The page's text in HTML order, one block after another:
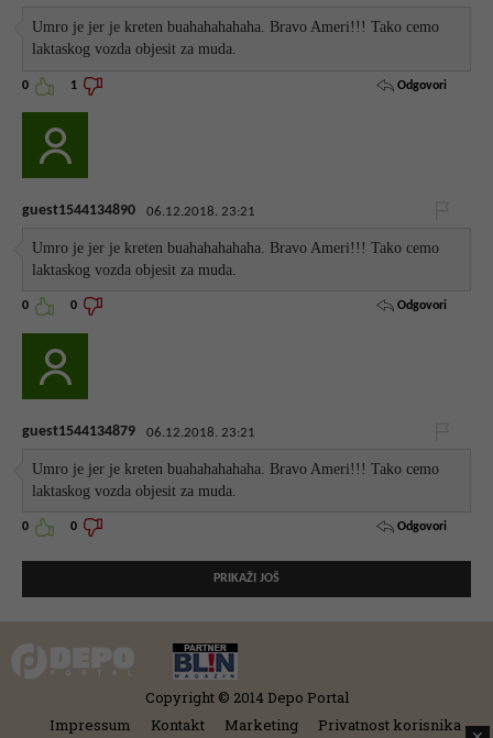
Umro je jer je kreten buahahahahaha. Bravo Ameri!!! Tako cemo
laktaskog vozda objesit za muda.
0 1 Odgovori
guest1544134890 06.12.2018. 23:21
Umro je jer je kreten buahahahahaha. Bravo Ameri!!! Tako cemo
laktaskog vozda objesit za muda.
0 0 Odgovori
guest1544134879 06.12.2018. 23:21
Umro je jer je kreten buahahahahaha. Bravo Ameri!!! Tako cemo
laktaskog vozda objesit za muda.
0 0 Odgovori
PRIKAŽI JOŠ
Copyright © 2014 Depo Portal
Impressum
Kontakt Marketing Privatnost korisnika